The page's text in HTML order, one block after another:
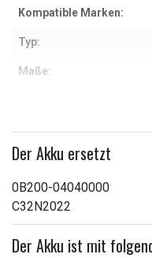
Kompatible Marken:
Typ:
Maße:
Der Akku ersetzt
0B200-04040000
C32N2022
Der Akku ist mit